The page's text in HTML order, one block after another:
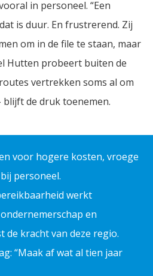
in personeel. “Een
is duur. En frustrerend. Zij
om in de file te staan, maar
Hutten probeert buiten de
vertrekken soms al om
blijft de druk toenemen.
voor hogere kosten, vroege
personeel.
werkt
en
de kracht van deze regio.
“Maak af wat al tien jaar